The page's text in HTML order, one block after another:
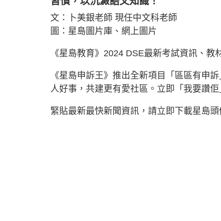
文：卜美銀老師 現任中文科老師
圖：星島圖片庫、網上圖片
《星島教育》2024 DSE最新考試資訊、教
《星島申訴王》推出全新項目「區區有申
人好事，共建更有愛社區。立即「我要讚佢
緊貼最新最快新聞資訊，請立即下載星島頭